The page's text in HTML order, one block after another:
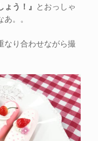
ょう！』 とおっしゃ
。。
なり合わせながら撮